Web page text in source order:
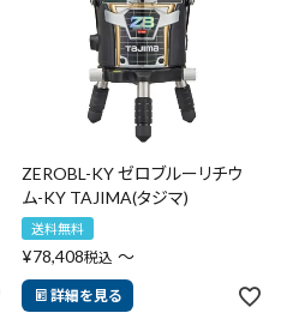
バンスト展示品
ブランドから探す
ZEROBL-KY ゼロブルーリチウ
ム-KY TAJIMA(タジマ)
送料無料
¥78,408税込 〜
詳細を見る